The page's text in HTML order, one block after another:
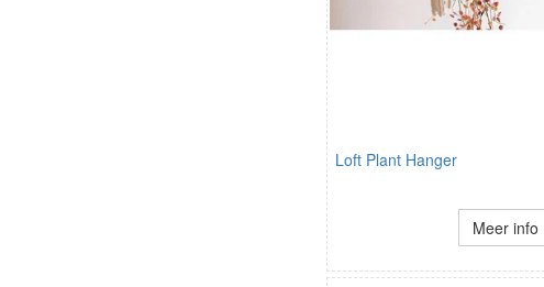
Loft Plant Hanger
Meer info